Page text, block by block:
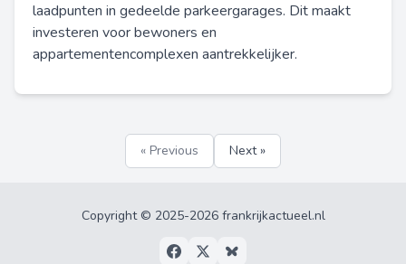
laadpunten in gedeelde parkeergarages. Dit maakt
investeren voor bewoners en
appartementencomplexen aantrekkelijker.
« Previous Next »
Copyright © 2025-2026 frankrijkactueel.nl